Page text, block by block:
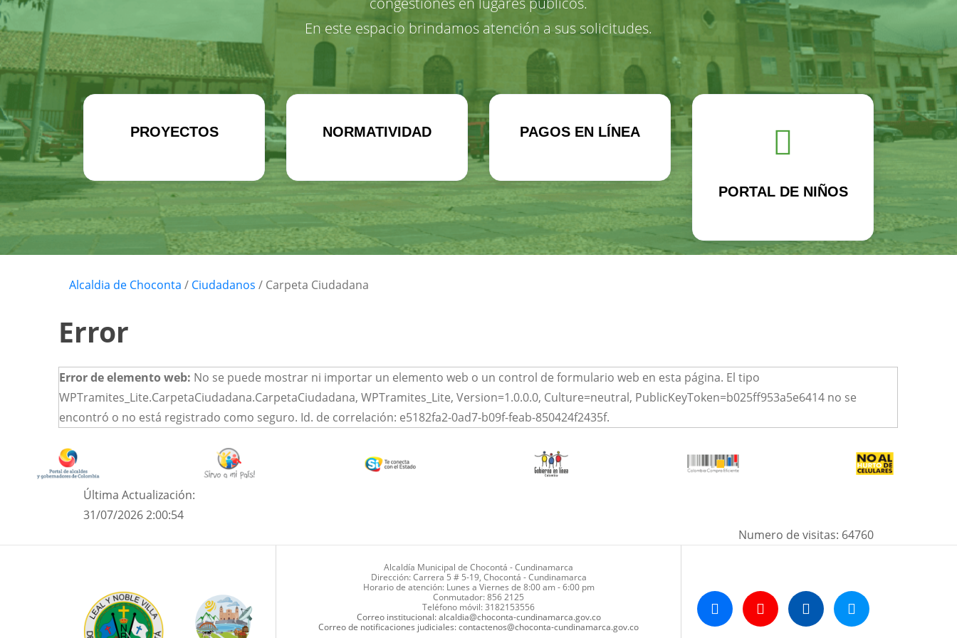
En este espacio brindamos atención a sus solicitudes.
PROYECTOS NORMATIVIDAD PAGOS EN LÍNEA
PORTAL DE NIÑOS
Alcaldia de Choconta / Ciudadanos / Carpeta Ciudadana
Error
Error de elemento web: No se puede mostrar ni importar un elemento web o un control de formulario web en esta página. El tipo
WPTramites_Lite.CarpetaCiudadana.CarpetaCiudadana, WPTramites_Lite, Version=1.0.0.0, Culture=neutral, PublicKeyToken=b025ff953a5e6414 no se
encontró o no está registrado como seguro. Id. de correlación: e5182fa2-0ad7-b09f-feab-850424f2435f.
Última Actualización:
31/07/2026 2:00:54
Numero de visitas: 64760
Alcaldía Municipal de Chocontá - Cundinamarca
Dirección: Carrera 5 # 5-19, Chocontá - Cundinamarca
Horario de atención: Lunes a Viernes de 8:00 am - 6:00 pm
Conmutador: 856 2125
Teléfono móvil: 3182153556
Correo institucional: alcaldia@choconta-cundinamarca.gov.co
Correo de notificaciones judiciales: contactenos@choconta-cundinamarca.gov.co